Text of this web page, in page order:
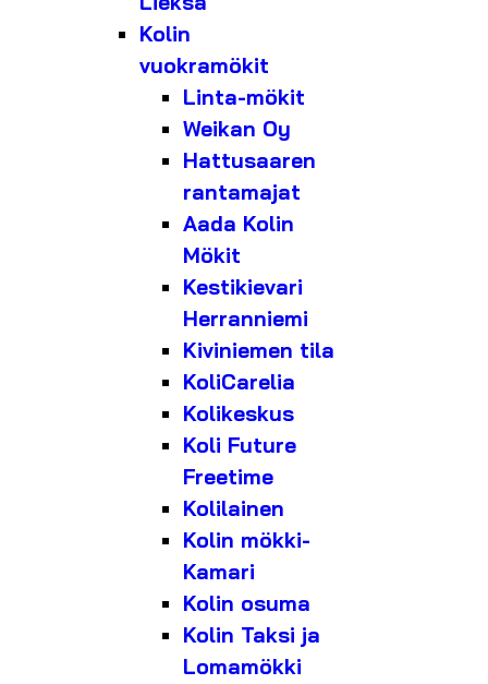
Kolin
vuokramökit
Linta-mökit
Weikan Oy
Hattusaaren
rantamajat
Aada Kolin
Mökit
Kestikievari
Herranniemi
Kiviniemen tila
KoliCarelia
Kolikeskus
Koli Future
Freetime
Kolilainen
Kolin mökki-
Kamari
Kolin osuma
Kolin Taksi ja
Lomamökki